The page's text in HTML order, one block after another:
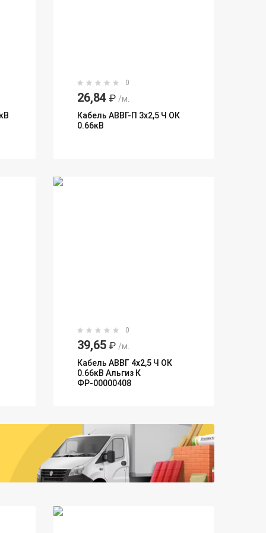
0
26,84 ₽ /м.
Кабель АВВГ-П 3х2,5 Ч ОК
0.66кВ
0
39,65 ₽ /м.
Кабель АВВГ 4х2,5 Ч ОК
0.66кВ Альгиз К
ФР-00000408